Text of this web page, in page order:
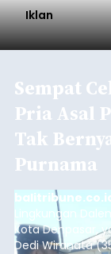
Iklan